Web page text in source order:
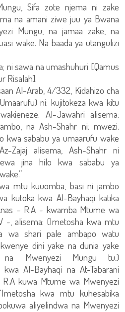
Sifa zote njema ni zake
na amani ziwe juu ya Bwana
Mungu, na jamaa zake, na
wake. Na baada ya utangulizi
ni sawa na umashuhuri [Qamus
Risalah].
Al-Arab, 4/332, Kidahizo cha
ni: kujitokeza kwa kitu
Al-Jawahri alisema:
na Ash-Shahr ni: mwezi.
kwa sababu ya umaarufu wake
Zajaj alisema, Ash-Shahr ni
jina hilo kwa sababu ya
mtu kuuomba, basi ni jambo
kutoka kwa Al-Bayhaqi katika
– R.A - kwamba Mtume wa
-, alisema: (Imetosha kwa mtu
wa shari pale ambapo watu
dini yake na dunia yake
na Mwenyezi Mungu tu.)
Al-Bayhaqi na At-Tabarani
kuwa Mtume wa Mwenyezi
kwa mtu kuhesabika
aliyelindwa na Mwenyezi